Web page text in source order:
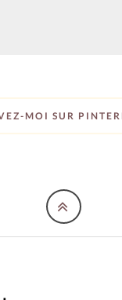
MOI SUR